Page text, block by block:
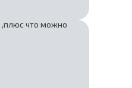
,плюс что можно